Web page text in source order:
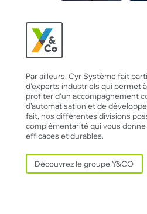
Par ailleurs, Cyr Système fait
d’experts industriels qui permet
profiter d’un accompagnement
d’automatisation et de
fait, nos différentes divisions
complémentarité qui vous
efficaces et durables.
Découvrez le groupe Y&CO